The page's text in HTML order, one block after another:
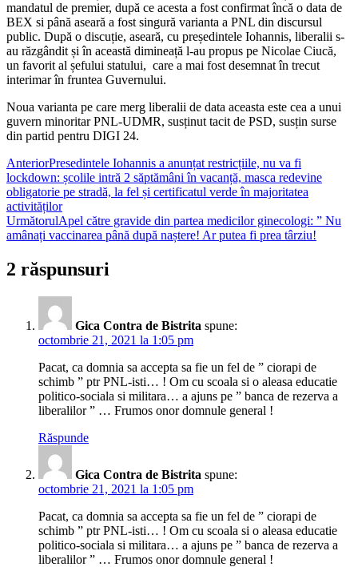
mandatul de premier, după ce acesta a fost confirmat încă o data de
BEX si până aseară a fost singură varianta a PNL din discursul
public. După o discuție, aseară, cu președintele Iohannis, liberalii s-
au răzgândit și în această dimineață l-au propus pe Nicolae Ciucă,
un favorit al șefului statului, care a mai fost desemnat în trecut
interimar în fruntea Guvernului.
Noua varianta pe care merg liberalii de data aceasta este cea a unui
guvern minoritar PNL-UDMR, susținut tacit de PSD, susțin surse
din partid pentru DIGI 24.
AnteriorPresedintele Iohannis a anunțat restricțiile, nu va fi
lockdown: școlile intră 2 săptămâni în vacanță, masca redevine
obligatorie pe stradă, la fel și certificatul verde în majoritatea
activităților
UrmătorulApel către gravide din partea medicilor ginecologi: ” Nu
amânați vaccinarea până după naștere! Ar putea fi prea târziu!
2 răspunsuri
Gica Contra de Bistrita spune:
octombrie 21, 2021 la 1:05 pm
Pacat, ca domnia sa accepta sa fie un fel de ” ciorapi de
schimb ” ptr PNL-isti… ! Om cu scoala si o aleasa educatie
politico-sociala si militara… a ajuns pe ” banca de rezerva a
liberalilor ” … Frumos onor domnule general !
Răspunde
Gica Contra de Bistrita spune:
octombrie 21, 2021 la 1:05 pm
Pacat, ca domnia sa accepta sa fie un fel de ” ciorapi de
schimb ” ptr PNL-isti… ! Om cu scoala si o aleasa educatie
politico-sociala si militara… a ajuns pe ” banca de rezerva a
liberalilor ” … Frumos onor domnule general !